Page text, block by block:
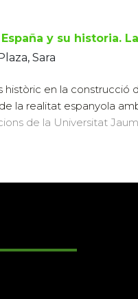
España y su historia.
Sara
històric en la
la realitat espanyola
de la Universitat